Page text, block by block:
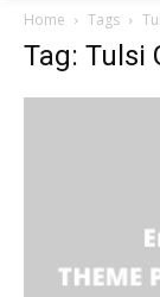
Home Tags
Tag: Tulsi